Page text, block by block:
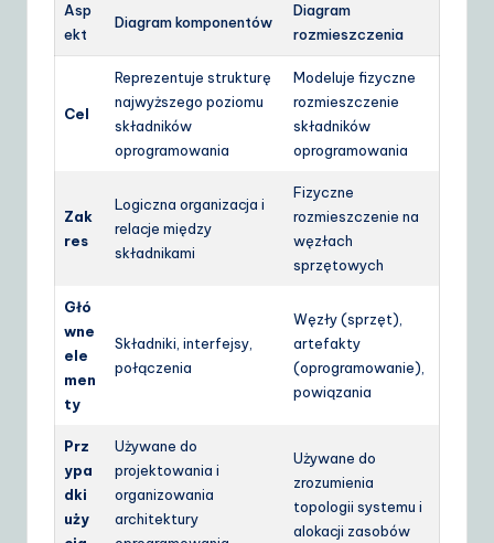
Asp
ekt
Diagram komponentów
Diagram
rozmieszczenia
Cel
Reprezentuje strukturę
najwyższego poziomu
składników
oprogramowania
Modeluje fizyczne
rozmieszczenie
składników
oprogramowania
Zak
res
Logiczna organizacja i
relacje między
składnikami
Fizyczne
rozmieszczenie na
węzłach
sprzętowych
Głó
wne
ele
men
ty
Składniki, interfejsy,
połączenia
Węzły (sprzęt),
artefakty
(oprogramowanie),
powiązania
Prz
ypa
dki
uży
Używane do
projektowania i
organizowania
architektury
Używane do
zrozumienia
topologii systemu i
alokacji zasobów